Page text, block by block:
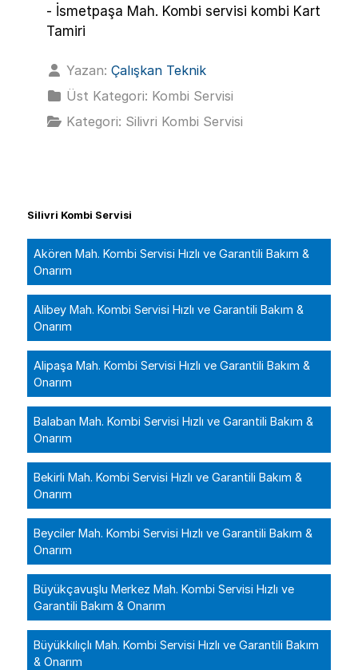
- İsmetpaşa Mah. Kombi servisi kombi Kart
Tamiri
Yazan: Çalışkan Teknik
Üst Kategori: Kombi Servisi
Kategori: Silivri Kombi Servisi
Silivri Kombi Servisi
Akören Mah. Kombi Servisi Hızlı ve Garantili Bakım &
Onarım
Alibey Mah. Kombi Servisi Hızlı ve Garantili Bakım &
Onarım
Alipaşa Mah. Kombi Servisi Hızlı ve Garantili Bakım &
Onarım
Balaban Mah. Kombi Servisi Hızlı ve Garantili Bakım &
Onarım
Bekirli Mah. Kombi Servisi Hızlı ve Garantili Bakım &
Onarım
Beyciler Mah. Kombi Servisi Hızlı ve Garantili Bakım &
Onarım
Büyükçavuşlu Merkez Mah. Kombi Servisi Hızlı ve
Garantili Bakım & Onarım
Büyükkılıçlı Mah. Kombi Servisi Hızlı ve Garantili Bakım
& Onarım